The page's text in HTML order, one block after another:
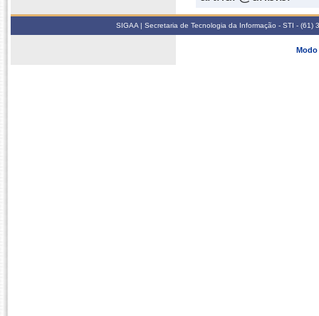
SIGAA | Secretaria de Tecnologia da Informação - STI -
Modo